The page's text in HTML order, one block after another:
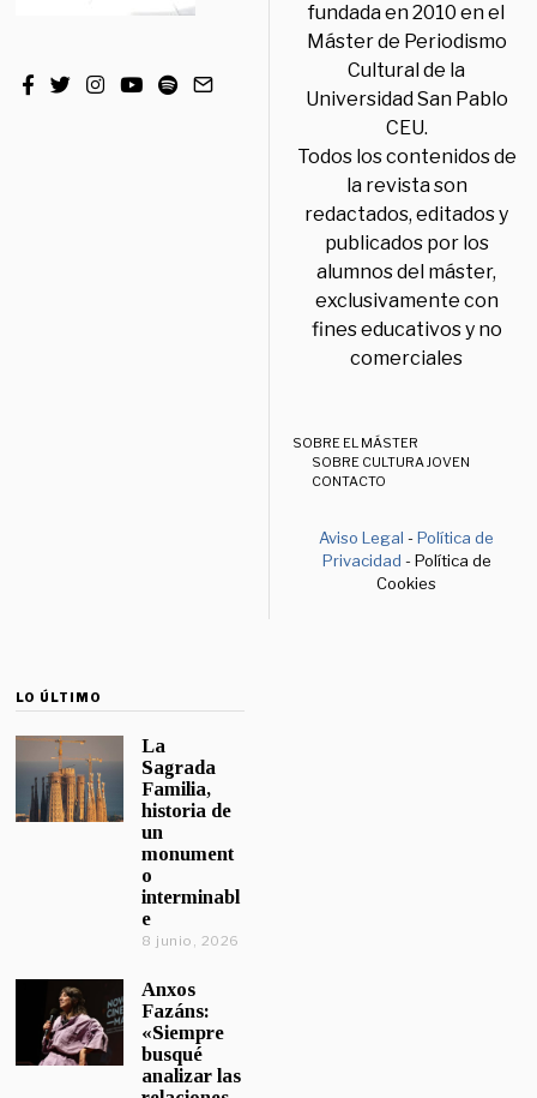
fundada en 2010 en el
Máster de Periodismo
Cultural de la
Universidad San Pablo
CEU.
Todos los contenidos de
la revista son
redactados, editados y
publicados por los
alumnos del máster,
exclusivamente con
fines educativos y no
comerciales
SOBRE EL MÁSTER
SOBRE CULTURA JOVEN
CONTACTO
Aviso Legal -Política de
Privacidad - Política de
Cookies
LO ÚLTIMO
La
Sagrada
Familia,
historia de
un
monument
o
interminabl
e
8 junio, 2026
Anxos
Fazáns:
«Siempre
busqué
analizar las